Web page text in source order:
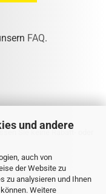
und andere
auch von
der Website zu
zu analysieren und Ihnen
Weitere
FAQ.
Sie keine Rabatt- oder